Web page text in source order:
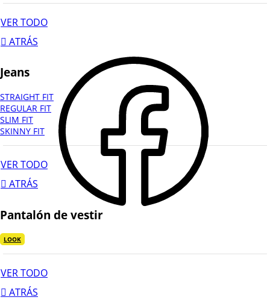
VER TODO
ATRÁS
Jeans
STRAIGHT FIT
REGULAR FIT
SLIM FIT
SKINNY FIT
VER TODO
ATRÁS
Pantalón de vestir
LOOK
VER TODO
ATRÁS